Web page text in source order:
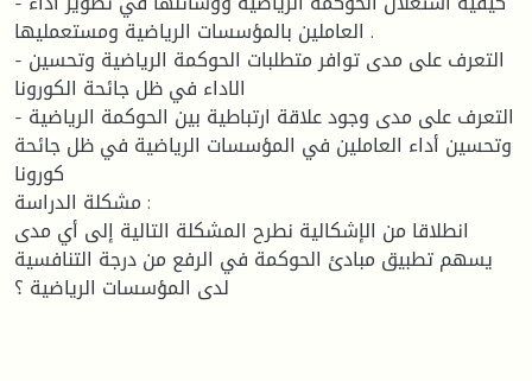
العاملين بالمؤسسات الرياضية ومستعمليها .
- التعرف على مدى توافر متطلبات الحوكمة الرياضية وتحسين
الاداء في ظل جائحة الكورونا
- التعرف على مدى وجود علاقة ارتباطية بين الحوكمة الرياضية
وتحسين أداء العاملين في المؤسسات الرياضية في ظل جائحة
كورونا
مشكلة الدراسة :
انطلاقا من الإشكالية نطرح المشكلة التالية إلى أي مدى
يسهم تطبيق مبادئ الحوكمة في الرفع من درجة التنافسية
لدى المؤسسات الرياضية ؟